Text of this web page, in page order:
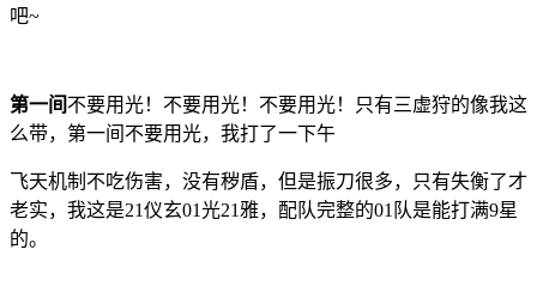
吧~
第一间 不要用光！不要用光！不要用光！只有三虚狩的像我这
么带，第一间不要用光，我打了一下午
飞天机制不吃伤害，没有秽盾，但是振刀很多，只有失衡了才
老实，我这是21仪玄01光21雅，配队完整的01队是能打满9星
的。